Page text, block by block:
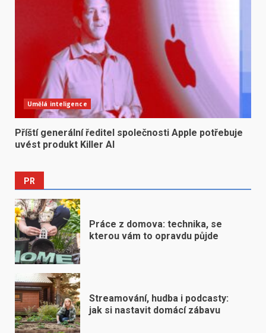
Umělá inteligence
Příští generální ředitel společnosti Apple potřebuje
uvést produkt Killer AI
PR
Práce z domova: technika, se
kterou vám to opravdu půjde
Streamování, hudba i podcasty:
jak si nastavit domácí zábavu